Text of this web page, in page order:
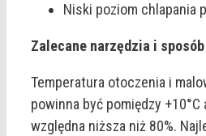
Niski poziom chlapania
Zalecane narzędzia i
Temperatura otoczenia i
powinna być pomiędzy +10°C
względna niższa niż 80%.